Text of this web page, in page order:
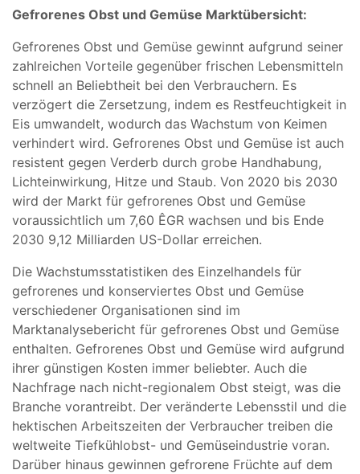
Gefrorenes Obst und Gemüse Marktübersicht:
Gefrorenes Obst und Gemüse gewinnt aufgrund seiner
zahlreichen Vorteile gegenüber frischen Lebensmitteln
schnell an Beliebtheit bei den Verbrauchern. Es
verzögert die Zersetzung, indem es Restfeuchtigkeit in
Eis umwandelt, wodurch das Wachstum von Keimen
verhindert wird. Gefrorenes Obst und Gemüse ist auch
resistent gegen Verderb durch grobe Handhabung,
Lichteinwirkung, Hitze und Staub. Von 2020 bis 2030
wird der Markt für gefrorenes Obst und Gemüse
voraussichtlich um 7,60 ÊGR wachsen und bis Ende
2030 9,12 Milliarden US-Dollar erreichen.
Die Wachstumsstatistiken des Einzelhandels für
gefrorenes und konserviertes Obst und Gemüse
verschiedener Organisationen sind im
Marktanalysebericht für gefrorenes Obst und Gemüse
enthalten. Gefrorenes Obst und Gemüse wird aufgrund
ihrer günstigen Kosten immer beliebter. Auch die
Nachfrage nach nicht-regionalem Obst steigt, was die
Branche vorantreibt. Der veränderte Lebensstil und die
hektischen Arbeitszeiten der Verbraucher treiben die
weltweite Tiefkühlobst- und Gemüseindustrie voran.
Darüber hinaus gewinnen gefrorene Früchte auf dem